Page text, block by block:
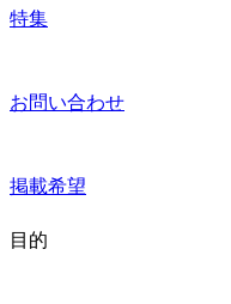
特集
お問い合わせ
掲載希望
目的